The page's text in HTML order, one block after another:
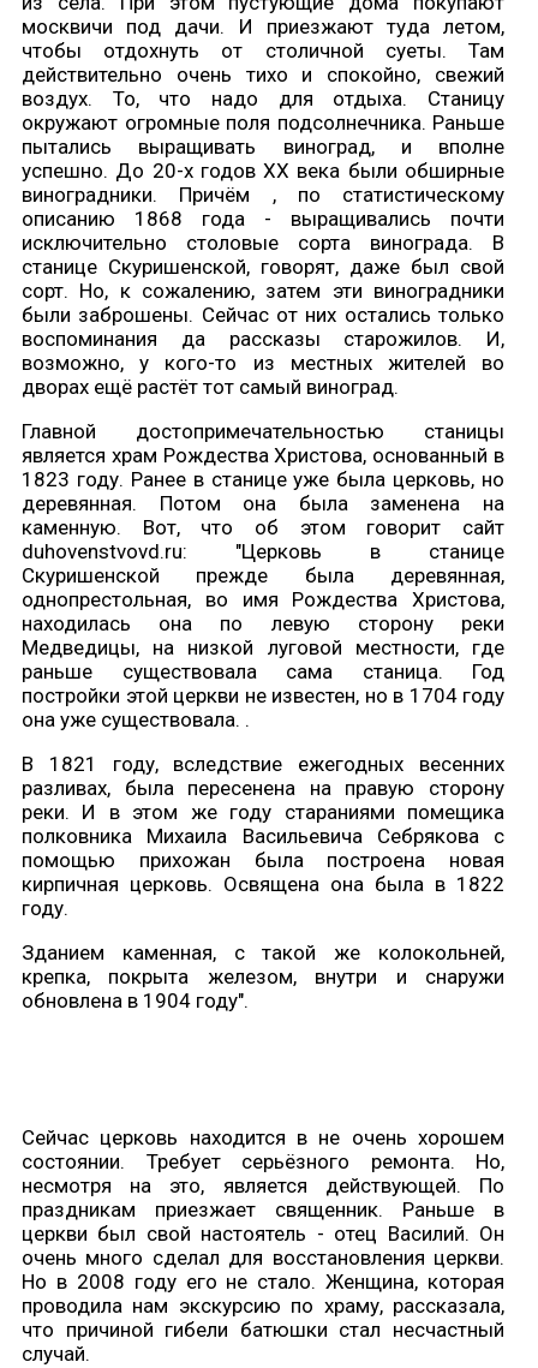
москвичи под дачи. И приезжают туда летом,
чтобы отдохнуть от столичной суеты. Там
действительно очень тихо и спокойно, свежий
воздух. То, что надо для отдыха. Станицу
окружают огромные поля подсолнечника. Раньше
пытались выращивать виноград, и вполне
успешно. До 20-х годов ХХ века были обширные
виноградники. Причём , по статистическому
описанию 1868 года - выращивались почти
исключительно столовые сорта винограда. В
станице Скуришенской, говорят, даже был свой
сорт. Но, к сожалению, затем эти виноградники
были заброшены. Сейчас от них остались только
воспоминания да рассказы старожилов. И,
возможно, у кого-то из местных жителей во
дворах ещё растёт тот самый виноград.
Главной достопримечательностью станицы
является храм Рождества Христова, основанный в
1823 году. Ранее в станице уже была церковь, но
деревянная. Потом она была заменена на
каменную. Вот, что об этом говорит сайт
duhovenstvovd.ru: "Церковь в станице
Скуришенской прежде была деревянная,
однопрестольная, во имя Рождества Христова,
находилась она по левую сторону реки
Медведицы, на низкой луговой местности, где
раньше существовала сама станица. Год
постройки этой церкви не известен, но в 1704 году
она уже существовала. .
В 1821 году, вследствие ежегодных весенних
разливах, была пересенена на правую сторону
реки. И в этом же году стараниями помещика
полковника Михаила Васильевича Себрякова с
помощью прихожан была построена новая
кирпичная церковь. Освящена она была в 1822
году.
Зданием каменная, с такой же колокольней,
крепка, покрыта железом, внутри и снаружи
обновлена в 1904 году".
Сейчас церковь находится в не очень хорошем
состоянии. Требует серьёзного ремонта. Но,
несмотря на это, является действующей. По
праздникам приезжает священник. Раньше в
церкви был свой настоятель - отец Василий. Он
очень много сделал для восстановления церкви.
Но в 2008 году его не стало. Женщина, которая
проводила нам экскурсию по храму, рассказала,
что причиной гибели батюшки стал несчастный
случай.